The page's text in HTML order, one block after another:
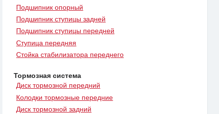
Подшипник опорный
Подшипник ступицы задней
Подшипник ступицы передней
Ступица передняя
Стойка стабилизатора переднего
Тормозная система
Диск тормозной передний
Колодки тормозные передние
Диск тормозной задний